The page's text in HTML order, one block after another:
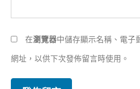
在瀏覽器中儲存顯示名稱、電子
網址，以供下次發佈留言時使用。